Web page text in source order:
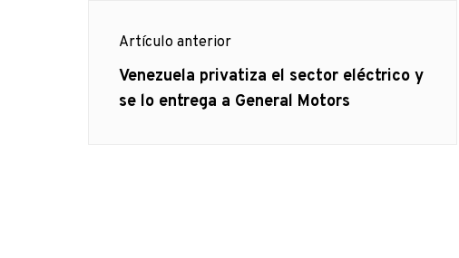
Navegación
de
Artículo anterior
Artículo
anterior
Venezuela privatiza el sector eléctrico y
se lo entrega a General Motors